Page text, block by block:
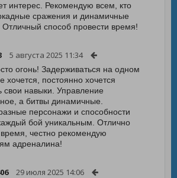
интерес. Рекомендую всем, кто
сражения и динамичные
Отличный способ провести время!
5 августа 2025 11:34
огонь! Задерживаться на одном
хочется, постоянно хочется
свои навыки. Управление
а битвы динамичные.
персонажи и способности
бой уникальным. Отлично
честно рекомендую
адреналина!
29 июля 2025 14:06